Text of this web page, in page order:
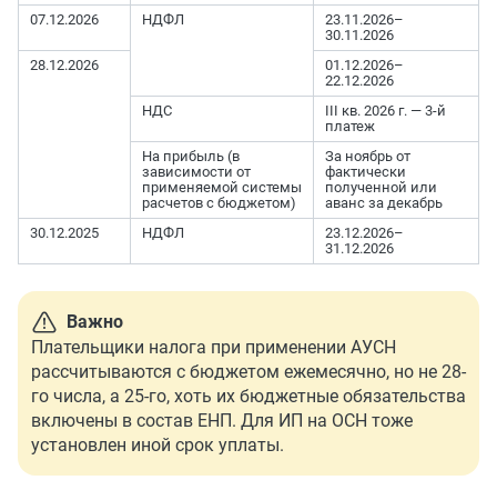
07.12.2026
НДФЛ
23.11.2026–
30.11.2026
28.12.2026
01.12.2026–
22.12.2026
НДС
III кв. 2026 г. — 3-й
платеж
На прибыль (в
зависимости от
применяемой системы
расчетов с бюджетом)
За ноябрь от
фактически
полученной или
аванс за декабрь
30.12.2025
НДФЛ
23.12.2026–
31.12.2026
Важно
Плательщики налога при применении АУСН
рассчитываются с бюджетом ежемесячно, но не 28-
го числа, а 25-го, хоть их бюджетные обязательства
включены в состав ЕНП. Для ИП на ОСН тоже
установлен иной срок уплаты.